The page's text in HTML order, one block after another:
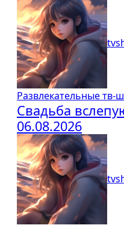
Развлекательные тв-
Свадьба
06.08.2026